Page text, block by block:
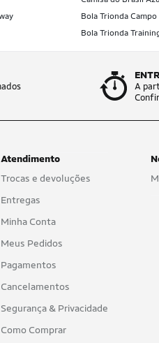
Bola Trionda Campo
Bola Trionda
A
Atendimento
Trocas e devoluções
Entregas
Minha Conta
Meus Pedidos
Pagamentos
Cancelamentos
Segurança & Privacidade
Como Comprar